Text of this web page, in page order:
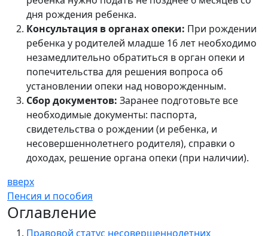
дня рождения ребенка.
Консультация в органах опеки: При рождении
ребенка у родителей младше 16 лет необходимо
незамедлительно обратиться в орган опеки и
попечительства для решения вопроса об
установлении опеки над новорожденным.
Сбор документов: Заранее подготовьте все
необходимые документы: паспорта,
свидетельства о рождении (и ребенка, и
несовершеннолетнего родителя), справки о
доходах, решение органа опеки (при наличии).
вверх
Пенсия и пособия
Оглавление
Правовой статус несовершеннолетних